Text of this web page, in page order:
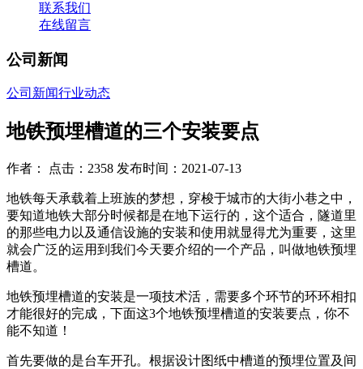
联系我们
在线留言
公司新闻
公司新闻行业动态
地铁预埋槽道的三个安装要点
作者： 点击：2358 发布时间：2021-07-13
地铁每天承载着上班族的梦想，穿梭于城市的大街小巷之中，
要知道地铁大部分时候都是在地下运行的，这个适合，隧道里
的那些电力以及通信设施的安装和使用就显得尤为重要，这里
就会广泛的运用到我们今天要介绍的一个产品，叫做地铁预埋
槽道。
地铁预埋槽道的安装是一项技术活，需要多个环节的环环相扣
才能很好的完成，下面这3个地铁预埋槽道的安装要点，你不
能不知道！
首先要做的是台车开孔。根据设计图纸中槽道的预埋位置及间